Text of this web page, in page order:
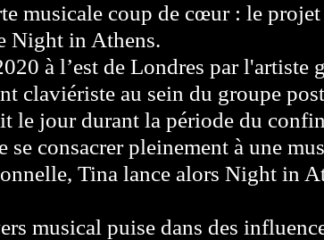
musicale coup de cœur : le
Night in Athens.
à l’est de Londres par l'artiste
claviériste au sein du groupe
le jour durant la période du
se consacrer pleinement à une
Tina lance alors Night in
musical puise dans des